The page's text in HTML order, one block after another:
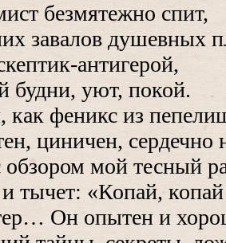
безмятежно спит,
завалов душевных
антигерой,
будни, уют, покой.
феникс из
циничен,
обзором мой тесный
тычет: «Копай,
Он опытен и